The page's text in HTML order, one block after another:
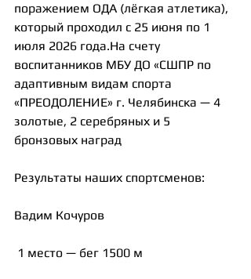
поражением ОДА (лёгкая атлетика),
который проходил с 25 июня по 1
июля 2026 года.На счету
воспитанников МБУ ДО «СШПР по
адаптивным видам спорта
«ПРЕОДОЛЕНИЕ» г. Челябинска — 4
золотые, 2 серебряных и 5
бронзовых наград
Результаты наших спортсменов:
Вадим Кочуров
1 место — бег 1500 м